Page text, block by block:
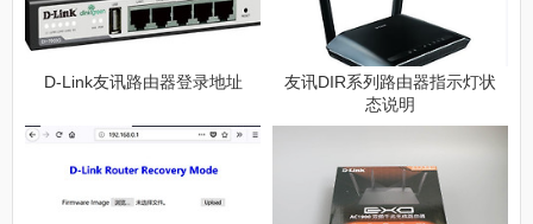
D-Link友讯路由器登录地址
友讯DIR系列路由器指示灯状
态说明